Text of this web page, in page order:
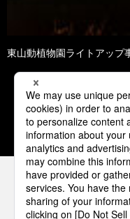
東山動植物園ライトアップ
1 2
パナソニック